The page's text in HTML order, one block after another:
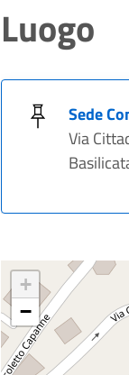
Luogo
Sede
Via
+
−